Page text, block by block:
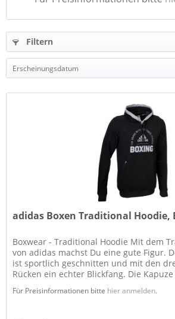
Filtern
adidas Boxen Traditional Hoodie,
Boxwear - Traditional Hoodie Mit dem
von adidas machst Du eine gute Figur.
ist sportlich geschnitten und mit den
Rücken ein echter Blickfang. Die
Für Preisinformationen bitte hier anmelden.